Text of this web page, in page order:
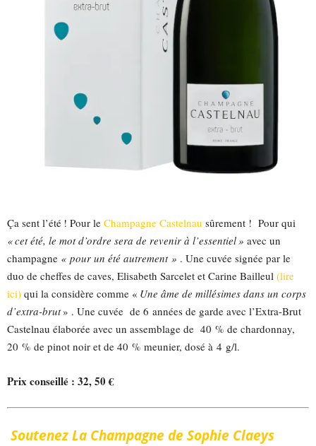
Ça sent l’été ! Pour le Champagne Castelnau sûrement ! Pour qui
« cet été, le mot d’ordre sera de revenir à l’essentiel » avec un
champagne « pour un été autrement » . Une cuvée signée par le
duo de cheffes de caves, Elisabeth Sarcelet et Carine Bailleul (lire
ici) qui la considère comme « Une âme de millésimes dans un corps
d’extra-brut» . Une cuvée de 6 années de garde avec l’Extra-Brut
Castelnau élaborée avec un assemblage de 40 % de chardonnay,
20 % de pinot noir et de 40 % meunier, dosé à 4 g/l.
Prix conseillé : 32, 50 €
Soutenez La Champagne de Sophie Claeys